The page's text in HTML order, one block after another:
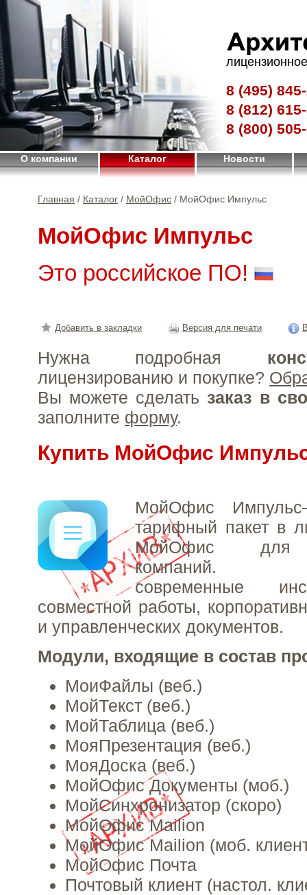
8 (495)
8 (812)
8 (800)
О компании Каталог Новости
Главная / Каталог / МойОфис / МойОфис Импульс
МойОфис Импульс
Это российское ПО!
Добавить в закладки Версия для печати
Нужна подробная
лицензированию и покупке?
Вы можете сделать заказ в
заполните форму.
Купить МойОфис
МойОфис
тарифный пакет в
МойОфис для
компаний.
современные
совместной работы,
и управленческих документов.
Модули, входящие в состав
МоиФайлы (веб.)
МойТекст (веб.)
МойТаблица (веб.)
МояПрезентация (веб.)
МояДоска (веб.)
МойОфис Документы (моб.)
МойСинхронизатор (скоро)
МойОфис Mailion
МойОфис Mailion (моб.
МойОфис Почта
Почтовый клиент (настол.